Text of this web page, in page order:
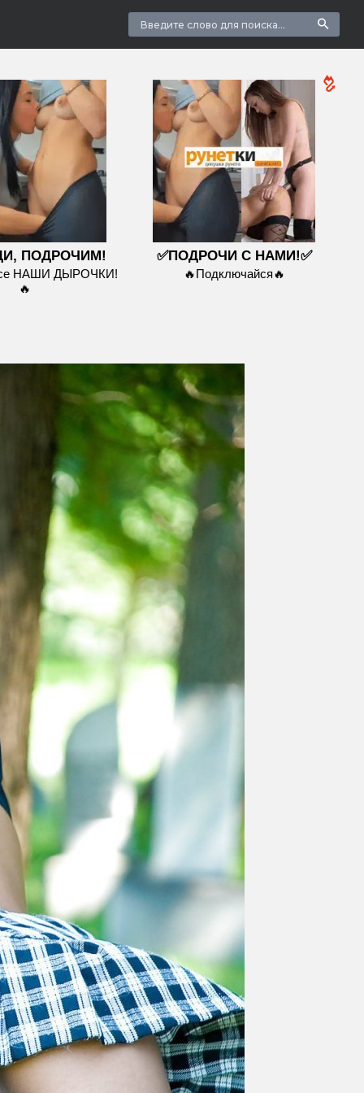
ПОДРОЧИМ!
НАШИ ДЫРОЧКИ!
🔥
✅ПОДРОЧИ С НАМИ!✅
🔥Подключайся🔥